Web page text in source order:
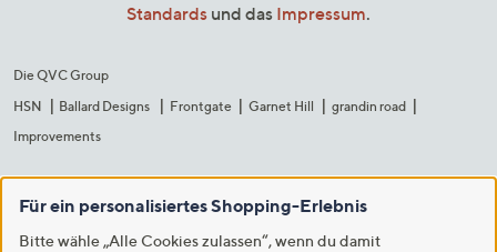
Standards und das Impressum.
Die QVC Group
HSN
Ballard Designs Frontgate Garnet Hill
grandin road
Improvements
Für ein personalisiertes Shopping-Erlebnis
Bitte wähle „Alle Cookies zulassen“, wenn du damit